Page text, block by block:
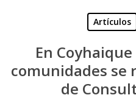
Artículos
En
comunidades se
de